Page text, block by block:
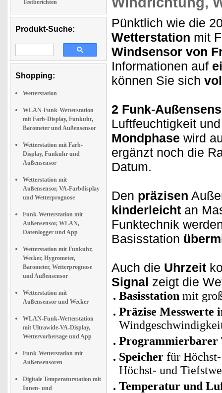
Testberichten
Produkt-Suche:
Shopping:
Wetterstation
WLAN-Funk-Wetterstation
mit Farb-Display, Funkuhr,
Barometer und Außensensor
Wetterstation mit Farb-
Display, Funkuhr und
Außensensor
Wetterstation mit
Außensensor, VA-Farbdisplay
und Wetterprognose
Funk-Wetterstation mit
Außensensor, WLAN,
Datenlogger und App
Wetterstation mit Funkuhr,
Wecker, Hygrometer,
Barometer, Wetterprognose
und Außensensor
Wetterstation mit
Außensensor und Wecker
WLAN-Funk-Wetterstation
mit Ultrawide-VA-Display,
Wettervorhersage und App
Funk-Wetterstation mit
Außensensoren
Digitale Temperaturstation mit
Innen- und
Pünktlich wie die
Wetterstation mit
Windsensor von
Informationen auf
können Sie sich
2 Funk-
Luftfeuchtigkeit
Mondphase wird
ergänzt noch die
Datum.
Den präzisen
kinderleicht an
Funktechnik
Basisstation
Auch die Uhrzeit
Signal zeigt die
Basisstation mit
Präzise Messwerte
Programmierbarer
Speicher für
Höchst- und
Temperatur und